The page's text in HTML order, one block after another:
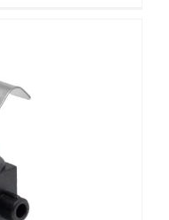
phát hiện y tế